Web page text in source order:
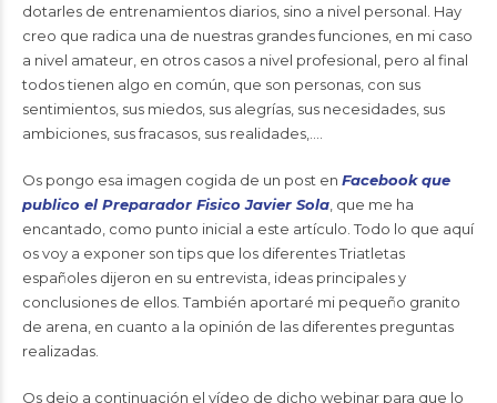
dotarles de entrenamientos diarios, sino a nivel personal. Hay
creo que radica una de nuestras grandes funciones, en mi caso
a nivel amateur, en otros casos a nivel profesional, pero al final
todos tienen algo en común, que son personas, con sus
sentimientos, sus miedos, sus alegrías, sus necesidades, sus
ambiciones, sus fracasos, sus realidades,….
Os pongo esa imagen cogida de un post en Facebook que
publico el Preparador Fisico Javier Sola , que me ha
encantado, como punto inicial a este artículo. Todo lo que aquí
os voy a exponer son tips que los diferentes Triatletas
españoles dijeron en su entrevista, ideas principales y
conclusiones de ellos. También aportaré mi pequeño granito
de arena, en cuanto a la opinión de las diferentes preguntas
realizadas.
Os dejo a continuación el vídeo de dicho webinar para que lo